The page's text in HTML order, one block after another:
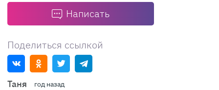
Написать
Поделиться ссылкой
Таня год назад